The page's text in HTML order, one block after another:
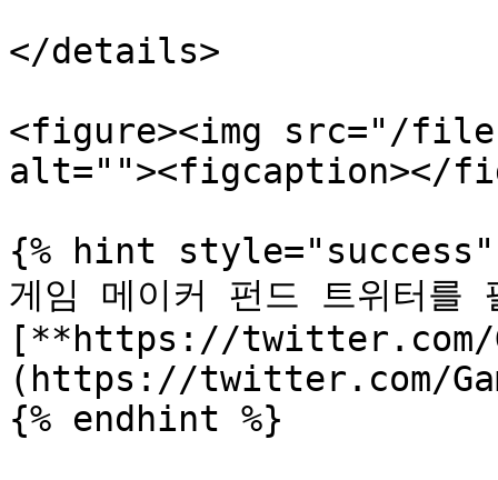
</details>
<figure><img src="/files/
alt=""><figcaption></
{% hint style="success"
게임 메이커 펀드 트위터를
[**https://twitter.com/
(https://twitter.com/
{% endhint %}